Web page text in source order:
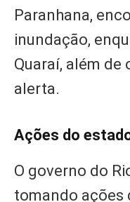
Paranhana,
inundação,
Quaraí, além de
alerta.
Ações do
O governo do
tomando ações